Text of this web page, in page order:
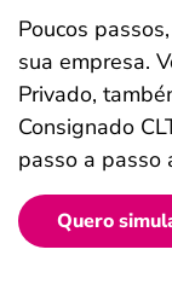
Poucos
sua empresa.
Privado,
Consignado
passo a passo
Quero